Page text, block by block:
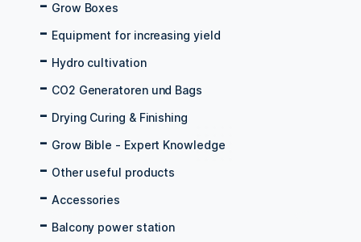
Grow Boxes
Equipment for increasing yield
Hydro cultivation
CO2 Generatoren und Bags
Drying Curing & Finishing
Grow Bible - Expert Knowledge
Other useful products
Accessories
Balcony power station